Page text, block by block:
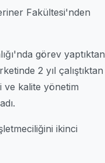
Fakültesi'nden
görev yaptıktan
2 yıl çalıştıktan
ve kalite yönetim
ikinci